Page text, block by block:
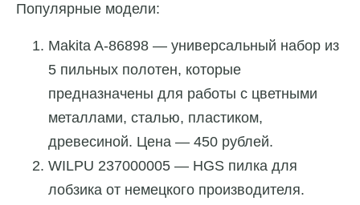
Популярные модели:
Makita A-86898 — универсальный набор из
5 пильных полотен, которые
предназначены для работы с цветными
металлами, сталью, пластиком,
древесиной. Цена — 450 рублей.
WILPU 237000005 — HGS пилка для
лобзика от немецкого производителя.